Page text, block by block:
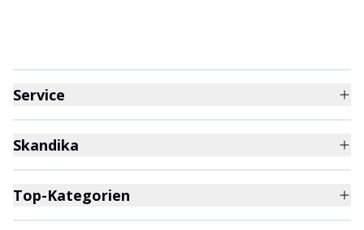
Service
Skandika
Top-Kategorien